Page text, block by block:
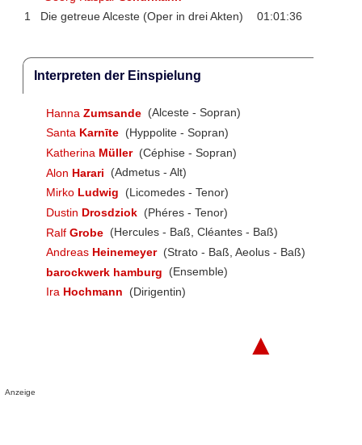
1
Die getreue Alceste (Oper in drei Akten) 01:01:36
Interpreten der Einspielung
Hanna Zumsande (Alceste - Sopran)
Santa Karnīte (Hyppolite - Sopran)
Katherina Müller (Céphise - Sopran)
Alon Harari
(Admetus - Alt)
Mirko Ludwig
(Licomedes - Tenor)
Dustin Drosdziok (Phéres - Tenor)
Ralf Grobe (Hercules - Baß, Cléantes - Baß)
Andreas Heinemeyer (Strato - Baß, Aeolus - Baß)
barockwerk hamburg
(Ensemble)
Ira Hochmann (Dirigentin)
▲
Anzeige